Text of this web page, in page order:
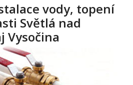
vody, topení
Světlá nad
Vysočina